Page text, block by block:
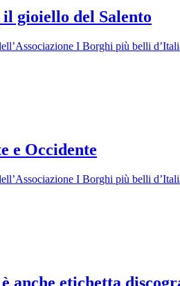
gioiello del Salento
I Borghi più belli
e Occidente
I Borghi più belli
anche etichetta